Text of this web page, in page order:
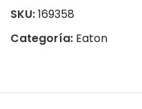
SKU:169358
Categoría: Eaton